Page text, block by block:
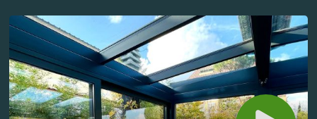
infatti, continuano a catturare pesci, tartarughe e altri animali, causando danni enormi agli ecosistemi. Interventi
come questo non solo riducono l’inquinamento, ma contribuiscono anche a proteggere la biodiversità marina.
Questo progetto rappresenta un esempio concreto di come sia possibile affrontare problemi ambientali
globali attraverso soluzioni pratiche e condivise.